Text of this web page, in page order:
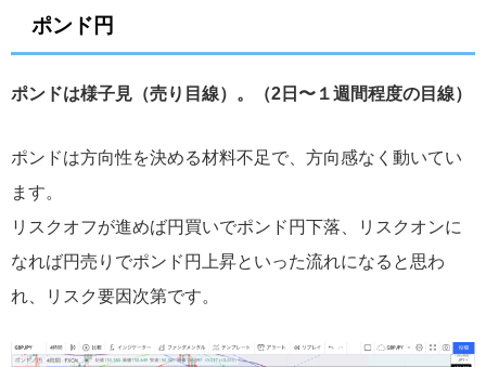
ポンド円
ポンドは様子見（売り目線）。（2日〜１週間程度の目線）
ポンドは方向性を決める材料不足で、方向感なく動いてい
ます。
リスクオフが進めば円買いでポンド円下落、リスクオンに
なれば円売りでポンド円上昇といった流れになると思わ
れ、リスク要因次第です。